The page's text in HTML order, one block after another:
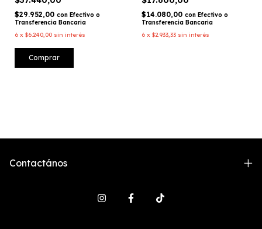
$29.952,00 con Efectivo o
Transferencia Bancaria
6 x $6.240,00 sin interés
Comprar
$14.080,00 con Efectivo o
Transferencia Bancaria
6 x $2.933,33 sin interés
Contactános